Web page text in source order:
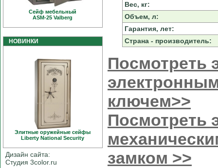
Сейф мебельный
ASM-25 Valberg
НОВИНКИ
Элитные оружейные сейфы
Liberty National Security
Дизайн сайта:
Студия 3color.ru
Вес, кг:
Объем, л:
Гарантия, лет:
Страна - производитель:
Посмотреть
ключем>>
Посмотреть
замком >>